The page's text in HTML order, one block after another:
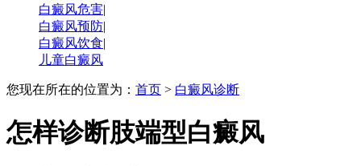
白癜风危害|
白癜风预防|
白癜风饮食|
儿童白癜风
您现在所在的位置为： 首页 > 白癜风诊断
怎样诊断肢端型白癜风